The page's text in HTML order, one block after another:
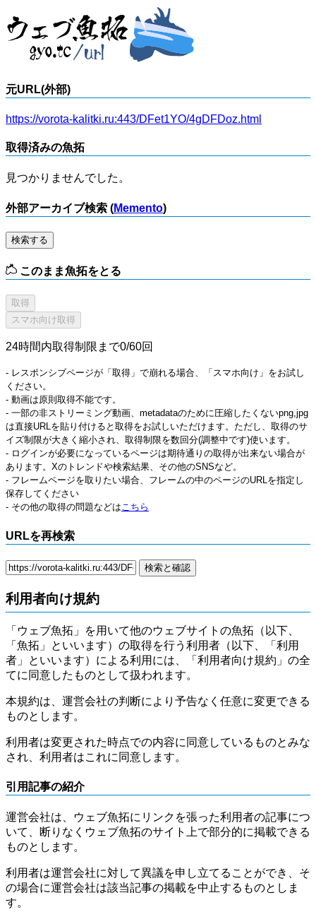
元URL(外部)
https://vorota-kalitki.ru:443/DFet1YO/4gDFDoz.html
取得済みの魚拓
見つかりませんでした。
外部アーカイブ検索 (Memento)
検索する
このまま魚拓をとる
24時間内取得制限まで0/60回
- レスポンシブページが「取得」で崩れる場合、「スマホ向け」をお試し
ください。
- 動画は原則取得不能です。
- 一部の非ストリーミング動画、metadataのために圧縮したくないpng,jpg
は直接URLを貼り付けると取得をお試しいただけます。ただし、取得のサ
イズ制限が大きく縮小され、取得制限を数回分(調整中です)使います。
- ログインが必要になっているページは期待通りの取得が出来ない場合が
あります。Xのトレンドや検索結果、その他のSNSなど。
- フレームページを取りたい場合、フレームの中のページのURLを指定し
保存してください
- その他の取得の問題などはこちら
URLを再検索
利用者向け規約
「ウェブ魚拓」を用いて他のウェブサイトの魚拓（以下、
「魚拓」といいます）の取得を行う利用者（以下、「利用
者」といいます）による利用には、「利用者向け規約」の全
てに同意したものとして扱われます。
本規約は、運営会社の判断により予告なく任意に変更できる
ものとします。
利用者は変更された時点での内容に同意しているものとみな
され、利用者はこれに同意します。
引用記事の紹介
運営会社は、ウェブ魚拓にリンクを張った利用者の記事につ
いて、断りなくウェブ魚拓のサイト上で部分的に掲載できる
ものとします。
利用者は運営会社に対して異議を申し立てることができ、そ
の場合に運営会社は該当記事の掲載を中止するものとしま
す。